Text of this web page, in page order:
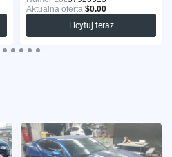
Aktualna oferta:$0.00
Licytuj teraz